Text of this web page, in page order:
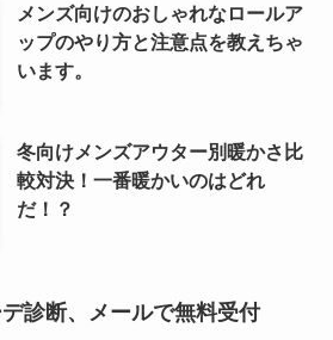
メンズ向けのおしゃれなロールア
ップのやり方と注意点を教えちゃ
います。
冬向けメンズアウター別暖かさ比
較対決！一番暖かいのはどれ
だ！？
診断、メールで無料受付